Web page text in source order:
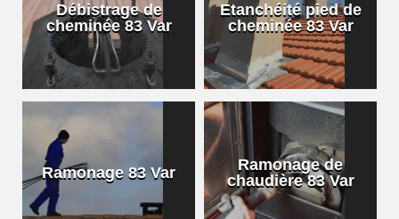
Débistrage de
cheminée 83 Var
Etanchéité pied de
cheminée 83 Var
Ramonage 83 Var
Ramonage de
chaudière 83 Var